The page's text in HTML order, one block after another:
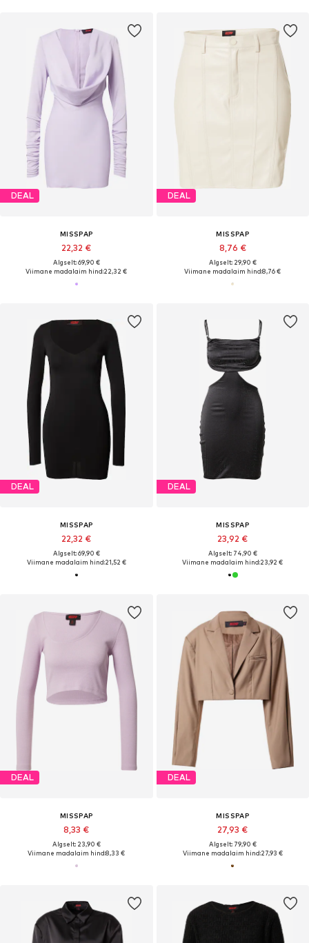
DEAL
MISSPAP
22,32 €
Algselt: 69,90 €
Viimane madalaim hind:22,32 €
DEAL
MISSPAP
8,76 €
Algselt: 29,90 €
Viimane madalaim hind:8,76 €
DEAL
MISSPAP
22,32 €
Algselt: 69,90 €
Viimane madalaim hind:21,52 €
DEAL
MISSPAP
23,92 €
Algselt: 74,90 €
Viimane madalaim hind:23,92 €
DEAL
MISSPAP
8,33 €
Algselt: 23,90 €
Viimane madalaim hind:8,33 €
DEAL
MISSPAP
27,93 €
Algselt: 79,90 €
Viimane madalaim hind:27,93 €